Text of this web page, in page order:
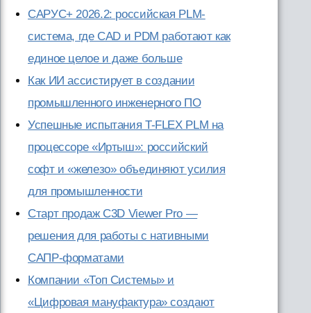
САРУС+ 2026.2: российская PLM-
система, где CAD и PDM работают как
единое целое и даже больше
Как ИИ ассистирует в создании
промышленного инженерного ПО
Успешные испытания T-FLEX PLM на
процессоре «Иртыш»: российский
софт и «железо» объединяют усилия
для промышленности
Старт продаж C3D Viewer Pro —
решения для работы с нативными
САПР-форматами
Компании «Топ Системы» и
«Цифровая мануфактура» создают